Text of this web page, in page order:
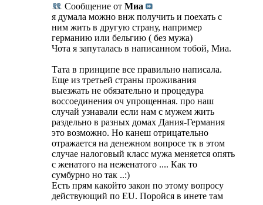
Сообщение от Миа
я думала можно внж получить и поехать с
ним жить в другую страну, например
германию или бельгию ( без мужа)
Чота я запуталась в написанном тобой, Миа.
Тата в принципе все правильно написала.
Еще из третьей страны проживания
выезжать не обязательно и процедура
воссоединения оч упрощенная. про наш
случай узнавали если нам с мужем жить
раздельно в разных домах Дания-Германия
это возможно. Но канеш отрицательно
отражается на денежном вопросе тк в этом
случае налоговый класс мужа меняется опять
с женатого на неженатого .... Как то
сумбурно но так ..:)
Есть прям какойто закон по этому вопросу
действующий по EU. Поройся в инете там